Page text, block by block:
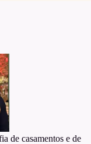
de casamentos e de